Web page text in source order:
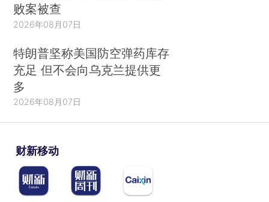
败案被查
2026年08月07日
特朗普坚称美国防空弹药库存
充足 但不会向乌克兰提供更
多
2026年08月07日
财新移动